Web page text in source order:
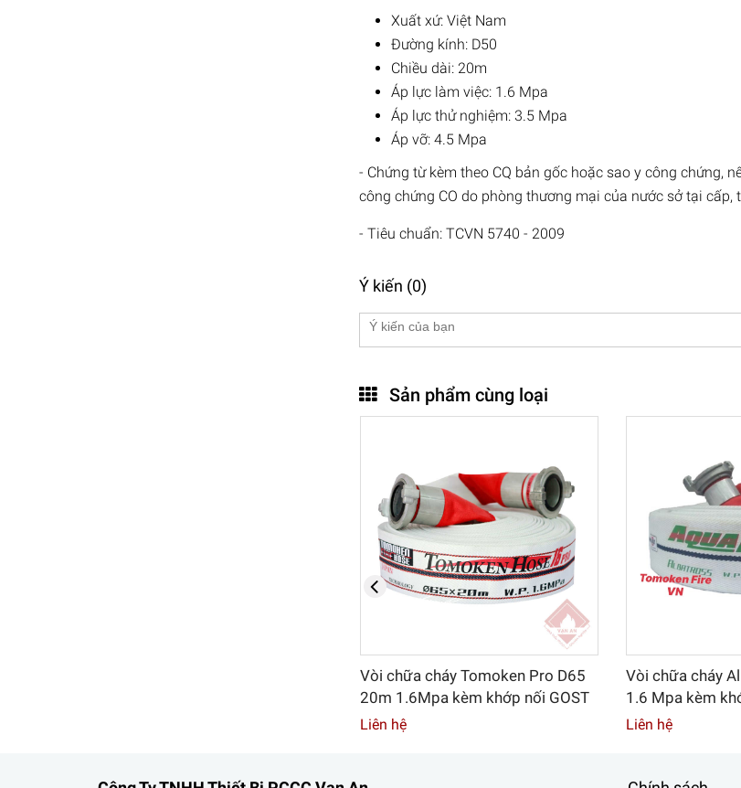
Xuất xứ: Việt Nam
Đường kính: D50
Chiều dài: 20m
Áp lực làm việc: 1.6 Mpa
Áp lực thử nghiệm: 3.5 Mpa
Áp vỡ: 4.5 Mpa
- Chứng từ kèm theo CQ bản gốc hoặc sao y công chứng,
công chứng CO do phòng thương mại của nước sở tại
- Tiêu chuẩn: TCVN 5740 - 2009
Ý kiến (0)
Sản phẩm cùng loại
Vòi chữa cháy Tomoken Pro D65
20m 1.6Mpa kèm khớp nối GOST
Liên hệ
Vòi chữa cháy
1.6 Mpa kèm
chuẩn GOST
Liên hệ